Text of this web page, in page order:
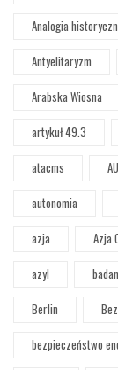
Analogia
Antyelitaryzm
Arabska Wiosna
artykuł 49.3
atacms
autonomia
azja
Azja
azyl
Berlin
bezpieczeństwo